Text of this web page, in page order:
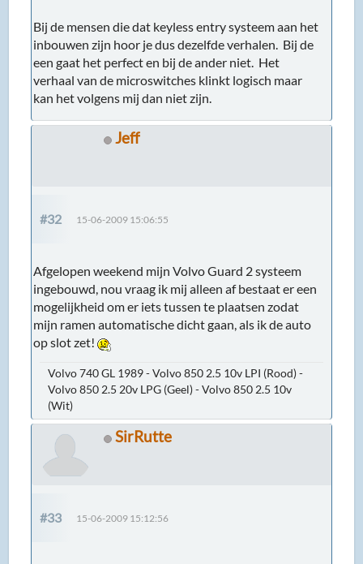
Bij de mensen die dat keyless entry systeem aan het
inbouwen zijn hoor je dus dezelfde verhalen. Bij de
een gaat het perfect en bij de ander niet. Het
verhaal van de microswitches klinkt logisch maar
kan het volgens mij dan niet zijn.
Jeff
#32 15-06-2009 15:06:55
Afgelopen weekend mijn Volvo Guard 2 systeem
ingebouwd, nou vraag ik mij alleen af bestaat er een
mogelijkheid om er iets tussen te plaatsen zodat
mijn ramen automatische dicht gaan, als ik de auto
op slot zet!
Volvo 740 GL 1989 - Volvo 850 2.5 10v LPI (Rood) -
Volvo 850 2.5 20v LPG (Geel) - Volvo 850 2.5 10v
(Wit)
SirRutte
#33 15-06-2009 15:12:56